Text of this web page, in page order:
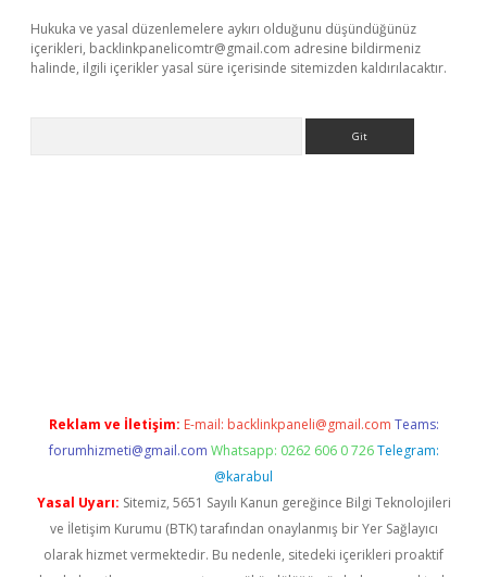
Hukuka ve yasal düzenlemelere aykırı olduğunu düşündüğünüz
içerikleri, backlinkpanelicomtr@gmail.com adresine bildirmeniz
halinde, ilgili içerikler yasal süre içerisinde sitemizden kaldırılacaktır.
Reklam ve İletişim: E-mail: backlinkpaneli@gmail.com Teams:
forumhizmeti@gmail.com Whatsapp: 0262 606 0 726 Telegram:
@karabul
Yasal Uyarı: Sitemiz, 5651 Sayılı Kanun gereğince Bilgi Teknolojileri
ve İletişim Kurumu (BTK) tarafından onaylanmış bir Yer Sağlayıcı
olarak hizmet vermektedir. Bu nedenle, sitedeki içerikleri proaktif